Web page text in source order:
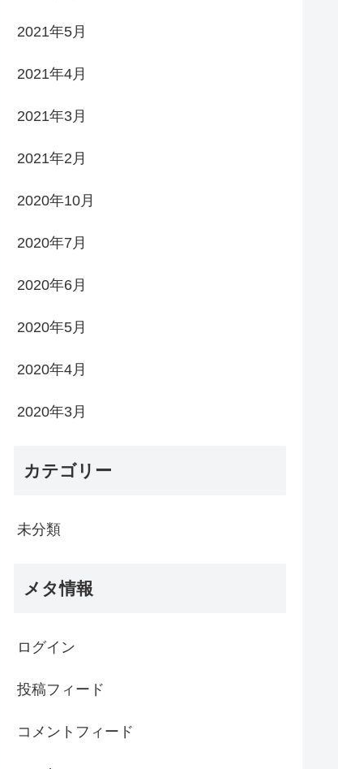
2021年5月
2021年4月
2021年3月
2021年2月
2020年10月
2020年7月
2020年6月
2020年5月
2020年4月
2020年3月
カテゴリー
未分類
メタ情報
ログイン
投稿フィード
コメントフィード